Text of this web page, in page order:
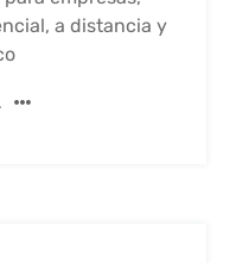
a distancia y